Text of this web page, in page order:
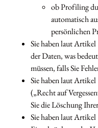
ob Profiling
automatisch
persönlichen
Sie haben laut
der Daten, was
müssen, falls Sie
Sie haben laut
(„Recht auf
Sie die Löschung
Sie haben laut